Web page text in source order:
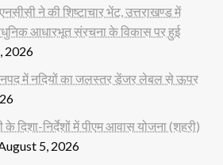
ने की शिष्टाचार भेंट, उत्तराखण्ड में
आधारभूत संरचना के विकास पर हुई
2026
में नदियों का जलस्तर डेंजर लेबल से ऊपर
के दिशा-निर्देशों में पीएम आवास योजना (शहरी)
5, 2026